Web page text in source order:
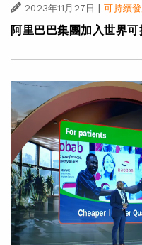
2023年11月27日 | 可持續
阿里巴巴集團加入世界